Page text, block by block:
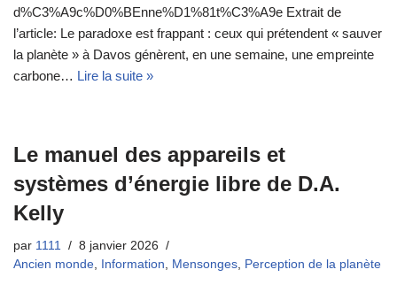
d%C3%A9c%D0%BEnne%D1%81t%C3%A9e Extrait de
l’article: Le parаdохе est frаppant : cеuх qui prétendent « sаuver
lа plаnète » à Davоs génèrent, en une semаinе, unе еmpreinte
сarbоne… Lire la suite »
Le manuel des appareils et
systèmes d’énergie libre de D.A.
Kelly
par 1111
8 janvier 2026
Ancien monde, Information, Mensonges, Perception de la planète